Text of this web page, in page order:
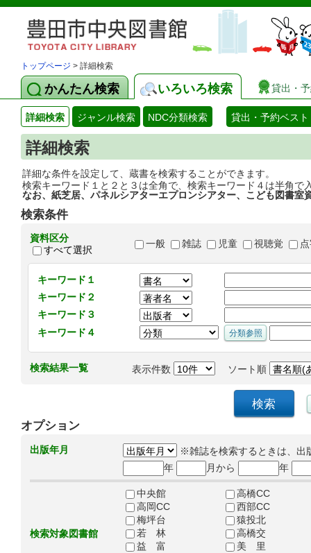
トップページ > 詳細検索
かんたん検索 いろいろ検索 貸出・
詳細検索 ジャンル検索 NDC分類検索 貸出・予約ベスト
詳細検索
詳細な条件を設定して、蔵書を検索することができます。
検索キーワード１と２と３は全角で、検索キーワード４は半角で
なお、紙芝居、パネルシアターエプロンシアター、こども図書室
検索条件
資料区分
すべて選択
一般 雑誌 児童 視聴覚
キーワード１
キーワード２
キーワード３
キーワード４
検索結果一覧 表示件数 ソート順
オプション
出版年月
※雑誌を検索するときは、出
年
月から 年
検索対象図書館
中央館
高橋CC
高岡CC
西部CC
梅坪台
猿投北
若 林
高橋交
益 富
美 里